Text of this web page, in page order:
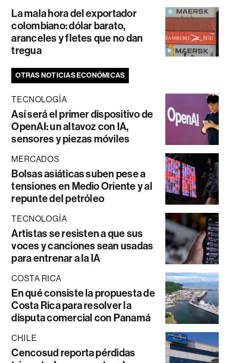
La mala hora del exportador
colombiano: dólar barato,
aranceles y fletes que no dan
tregua
OTRAS NOTICIAS ECONÓMICAS
TECNOLOGÍA
Así será el primer dispositivo de
OpenAI: un altavoz con IA,
sensores y piezas móviles
MERCADOS
Bolsas asiáticas suben pese a
tensiones en Medio Oriente y al
repunte del petróleo
TECNOLOGÍA
Artistas se resisten a que sus
voces y canciones sean usadas
para entrenar a la IA
COSTA RICA
En qué consiste la propuesta de
Costa Rica para resolver la
disputa comercial con Panamá
CHILE
Cencosud reporta pérdidas